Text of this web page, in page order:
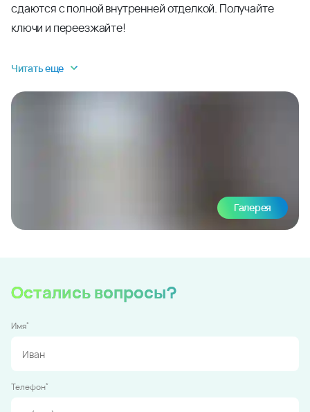
сдаются с полной внутренней отделкой. Получайте
ключи и переезжайте!
Читать еще
Галерея
Остались вопросы?
Имя*
Телефон*